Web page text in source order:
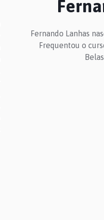
Fernando Lanhas
Frequentou o